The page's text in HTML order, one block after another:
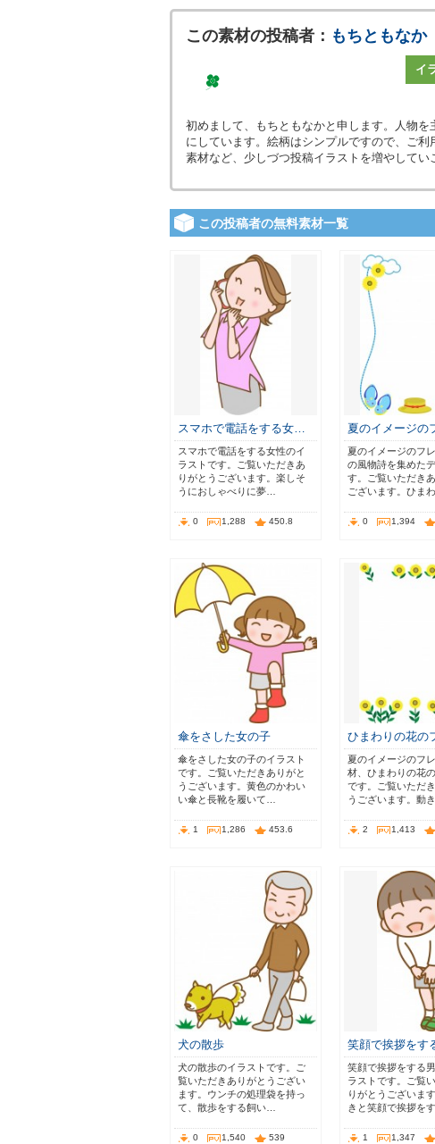
この素材の投稿者： もちともなか
イ
初めまして、もちともなかと申します。人物
にしています。絵柄はシンプルですので、ご
素材など、少しづつ投稿イラストを増やしてい
この投稿者の無料素材一覧
スマホで電話をする女…
スマホで電話をする女性のイ
ラストです。ご覧いただきあ
りがとうございます。楽しそ
うにおしゃべりに夢…
0 1,288 450.8
夏のイメージの
夏のイメージのフ
の風物詩を集めた
す。ご覧いただき
ございます。ひま
0 1,394
傘をさした女の子
傘をさした女の子のイラスト
です。ご覧いただきありがと
うございます。黄色のかわい
い傘と長靴を履いて…
1 1,286 453.6
ひまわりの花の
夏のイメージのフ
材、ひまわりの花
です。ご覧いただ
うございます。動
2 1,413
犬の散歩
犬の散歩のイラストです。ご
覧いただきありがとうござい
ます。ウンチの処理袋を持っ
て、散歩をする飼い…
0 1,540 539
笑顔で挨拶をす
笑顔で挨拶をする
ラストです。ご覧
りがとうございま
きと笑顔で挨拶を
1 1,347